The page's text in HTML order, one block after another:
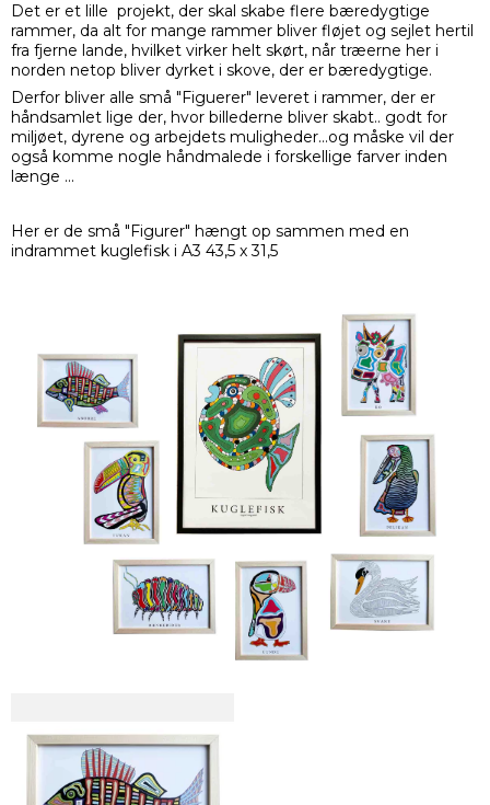
Det er et lille projekt, der skal skabe flere bæredygtige
rammer, da alt for mange rammer bliver fløjet og sejlet hertil
fra fjerne lande, hvilket virker helt skørt, når træerne her i
norden netop bliver dyrket i skove, der er bæredygtige.
Derfor bliver alle små "Figuerer" leveret i rammer, der er
håndsamlet lige der, hvor billederne bliver skabt.. godt for
miljøet, dyrene og arbejdets muligheder...og måske vil der
også komme nogle håndmalede i forskellige farver inden
længe ...
Her er de små "Figurer" hængt op sammen med en
indrammet kuglefisk i A3 43,5 x 31,5